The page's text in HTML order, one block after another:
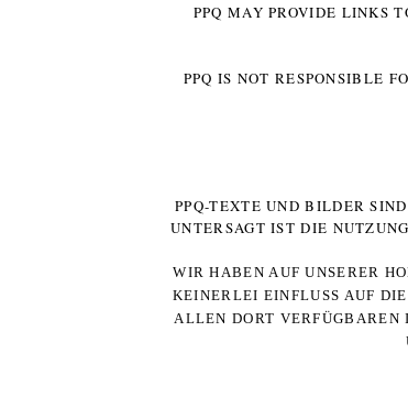
PPQ MAY PROVIDE LINKS
PPQ IS NOT RESPONSIBLE
PPQ-TEXTE UND BILDER
UNTERSAGT IST DIE
WIR HABEN AUF UNSERER
KEINERLEI EINFLUSS AUF
ALLEN DORT